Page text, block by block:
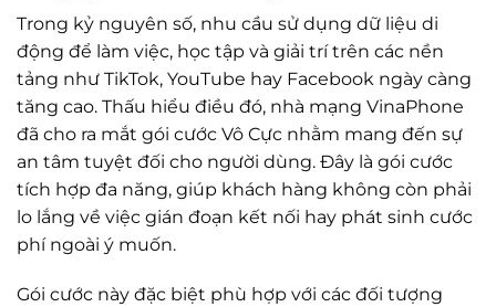
Trong kỷ nguyên số, nhu cầu sử dụng dữ liệu di
động để làm việc, học tập và giải trí trên các nền
tảng như TikTok, YouTube hay Facebook ngày càng
tăng cao. Thấu hiểu điều đó, nhà mạng VinaPhone
đã cho ra mắt gói cước Vô Cực nhằm mang đến sự
an tâm tuyệt đối cho người dùng. Đây là gói cước
tích hợp đa năng, giúp khách hàng không còn phải
lo lắng về việc gián đoạn kết nối hay phát sinh cước
phí ngoài ý muốn.
Gói cước này đặc biệt phù hợp với các đối tượng